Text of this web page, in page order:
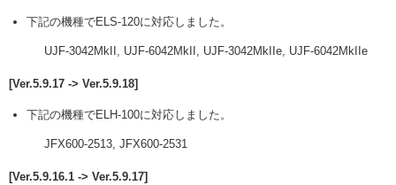
下記の機種でELS-120に対応しました。
UJF-3042MkII, UJF-6042MkII, UJF-3042MkIIe, UJF-6042MkIIe
[Ver.5.9.17 -> Ver.5.9.18]
下記の機種でELH-100に対応しました。
JFX600-2513, JFX600-2531
[Ver.5.9.16.1 -> Ver.5.9.17]